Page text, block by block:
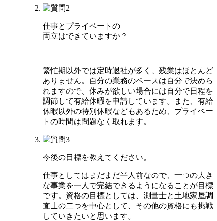
仕事とプライベートの
両立はできていますか？
繁忙期以外では定時退社が多く、残業はほとんど
ありません。自分の業務のペースは自分で決めら
れますので、休みが欲しい場合には自分で日程を
調節して有給休暇を申請しています。また、有給
休暇以外の特別休暇などもあるため、プライベー
トの時間は問題なく取れます。
今後の目標を教えてください。
仕事としてはまだまだ半人前なので、一つの大き
な事業を一人で完結できるようになることが目標
です。資格の目標としては、測量士と土地家屋調
査士の二つを中心として、その他の資格にも挑戦
していきたいと思います。